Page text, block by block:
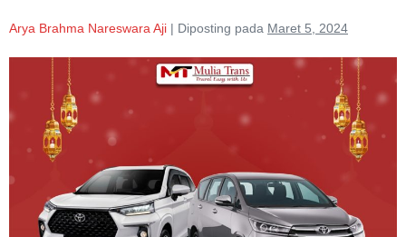
Arya Brahma Nareswara Aji | Diposting pada Maret 5, 2024
Ramadhan
Rental
Pasuruan